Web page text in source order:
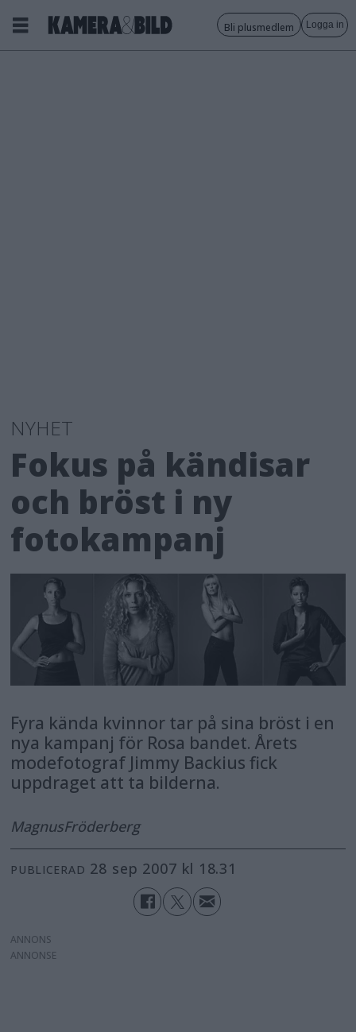
Bli plusmedlem Logga in
NYHET
Fokus på kändisar
och bröst i ny
fotokampanj
Fyra kända kvinnor tar på sina bröst i en
nya kampanj för Rosa bandet. Årets
modefotograf Jimmy Backius fick
uppdraget att ta bilderna.
MagnusFröderberg
PUBLICERAD 28 sep 2007 kl 18.31
ANNONS